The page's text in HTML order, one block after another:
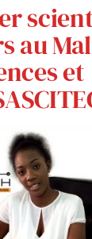
au
et